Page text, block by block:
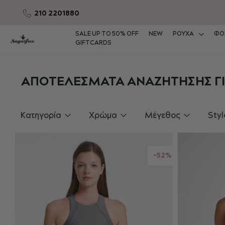
Μετάβαση
περιεχόμενο
210 2201880
SALE UP TO 50% OFF NEW ΡΟΥΧΑ
GIFTCARDS
ΑΠΟΤΕΛΈΣΜΑΤΑ ΑΝΑΖΉΤΗΣΗΣ ΓΙΑ:
-52%
Κατηγορία Χρώμα Μέγεθος